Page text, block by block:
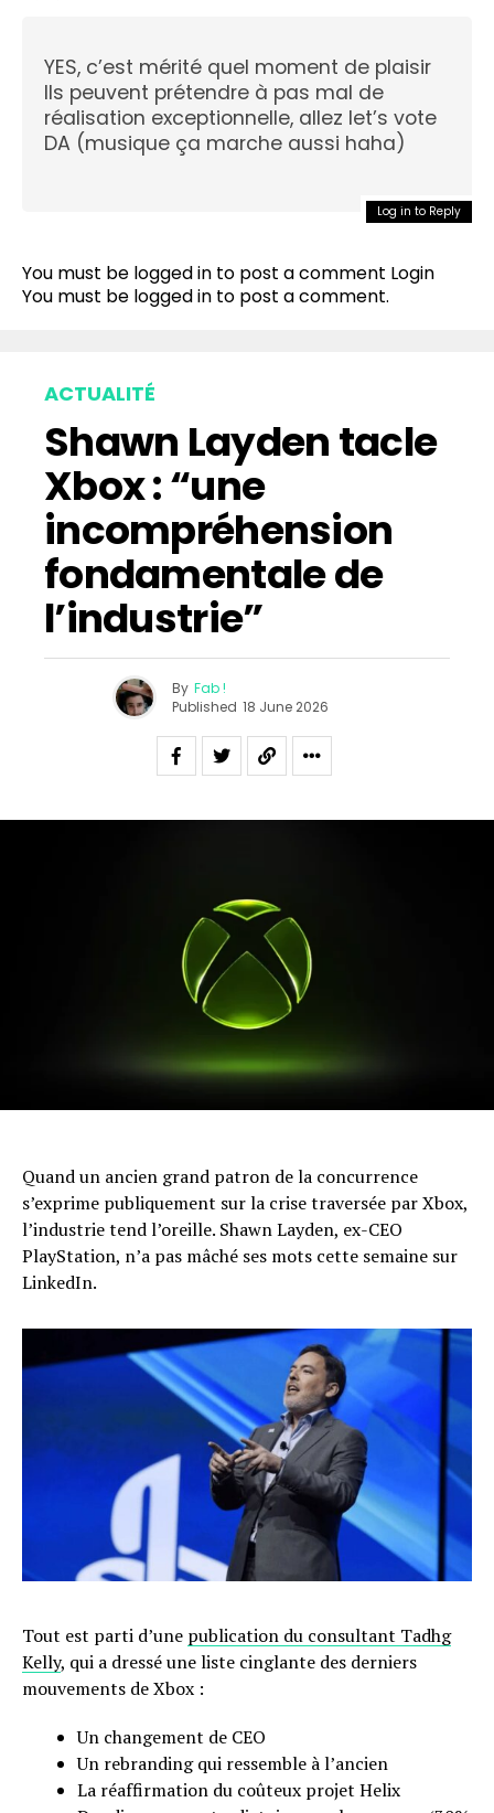
YES, c’est mérité quel moment de plaisir
Ils peuvent prétendre à pas mal de
réalisation exceptionnelle, allez let’s vote
DA (musique ça marche aussi haha)
Log in to Reply
You must be logged in to post a comment Login
You must be logged in to post a comment.
ACTUALITÉ
Shawn Layden tacle
Xbox : “une
incompréhension
fondamentale de
l’industrie”
By Fab !
Published 18 June 2026
Quand un ancien grand patron de la concurrence
s’exprime publiquement sur la crise traversée par Xbox,
l’industrie tend l’oreille. Shawn Layden, ex-CEO
PlayStation, n’a pas mâché ses mots cette semaine sur
LinkedIn.
Tout est parti d’une publication du consultant Tadhg
Kelly, qui a dressé une liste cinglante des derniers
mouvements de Xbox :
Un changement de CEO
Un rebranding qui ressemble à l’ancien
La réaffirmation du coûteux projet Helix
Pinterest